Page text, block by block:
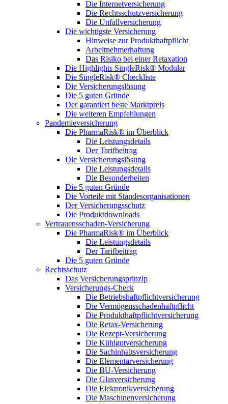
Die Internetversicherung
Die Rechtsschutzversicherung
Die Unfallversicherung
Die wichtigste Versicherung
Hinweise zur Produkthaftpflicht
Arbeitnehmerhaftung
Das Risiko bei einer Retaxation
Die Highlights SingleRisk® Modular
Die SingleRisk® Checkliste
Die Versicherungslösung
Die 5 guten Gründe
Der garantiert beste Marktpreis
Die weiteren Empfehlungen
Pandemieversicherung
Die PharmaRisk® im Überblick
Die Leistungsdetails
Der Tarifbeitrag
Die Versicherungslösung
Die Leistungsdetails
Die Besonderheiten
Die 5 guten Gründe
Die Vorteile mit Standesorganisationen
Der Versicherungsschutz
Die Produktdownloads
Vertrauensschaden-Versicherung
Die PharmaRisk® im Überblick
Die Leistungsdetails
Der Tarifbeitrag
Die 5 guten Gründe
Rechtsschutz
Das Versicherungsprinzip
Versicherungs-Check
Die Betriebshaftpflichtversicherung
Die Vermögensschadenhaftpflicht
Die Produkthaftpflichtversicherung
Die Retax-Versicherung
Die Rezept-Versicherung
Die Kühlgutversicherung
Die Sachinhaltsversicherung
Die Elementarversicherung
Die BU-Versicherung
Die Glasversicherung
Die Elektronikversicherung
Die Maschinenversicherung